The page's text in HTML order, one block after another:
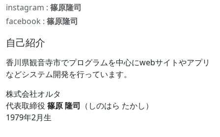
instagram : 篠原隆司
facebook : 篠原隆司
自己紹介
香川県観音寺市でプログラムを中心にwebサイトやアプリ
などシステム開発を行っています。
株式会社オルタ
代表取締役 篠原 隆司 （しのはら たかし）
1979年2月生